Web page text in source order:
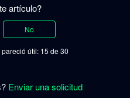
artículo?
No
útil: 15 de 30
Enviar una solicitud